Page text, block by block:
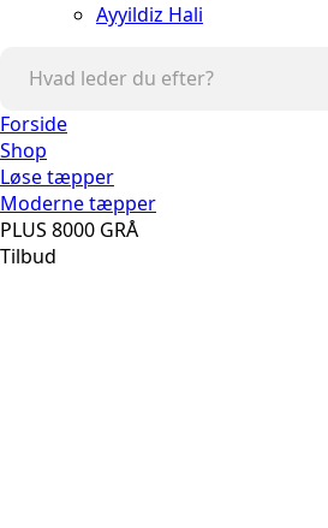
Ayyildiz Hali
Forside
Shop
Løse tæpper
Moderne tæpper
PLUS 8000 GRÅ
Tilbud